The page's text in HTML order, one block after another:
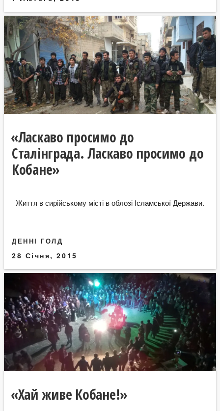
«Ласкаво просимо до
Сталінграда. Ласкаво просимо до
Кобане»
Життя в сирійському місті в облозі Ісламської Держави.
ДЕННІ ГОЛД
28 Січня, 2015
«Хай живе Кобане!»